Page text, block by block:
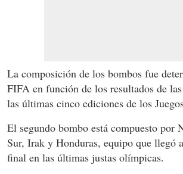
La composición de los bombos fue
FIFA en función de los resultados de
las últimas cinco ediciones de los
El segundo bombo está compuesto por
Sur, Irak y Honduras, equipo que llegó
final en las últimas justas olímpicas.